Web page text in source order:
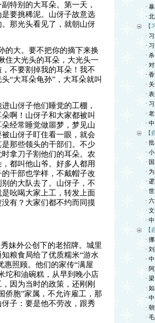
特别的大耳朵。第一天，
要挑稀泥。山伢子故意选
那光头看见了，就朝山伢
的大。要不把你的摘下来换
住大光头的耳朵，大光头一
不要割掉我的耳朵！我不
“大耳朵龟孙”，大耳朵就叫
山伢子他们睡觉的工棚，
啊！山伢子和大家都被叫
经常睡觉做噩梦，梦见山
山伢子盯住看一眼，就会
那些领头的干部们。不少
拿刀子割他们的耳朵。农
都叫他山爷。好多人都用
干部也学样，不戴帽子改
的大队去了。山伢子，不
吆喝大家上工，转发上面
有？大家们都不约而同摸
妹外公创下的老招牌。城里
粮食局给了优质糯米“游水
惠照顾。他们的家传“满屋
坨和油碗糕，从早到晚小店
因为当时的政策，还刚刚
侨胞”家属，不允许雇工，那
子：要是他不劳改，跟秀
·
·
【
·
·
·
·
·
·
·
·
·
·
【
·
·
·
·
·
·
·
·
·
【
·
·
·
·
·
·
·
·
·